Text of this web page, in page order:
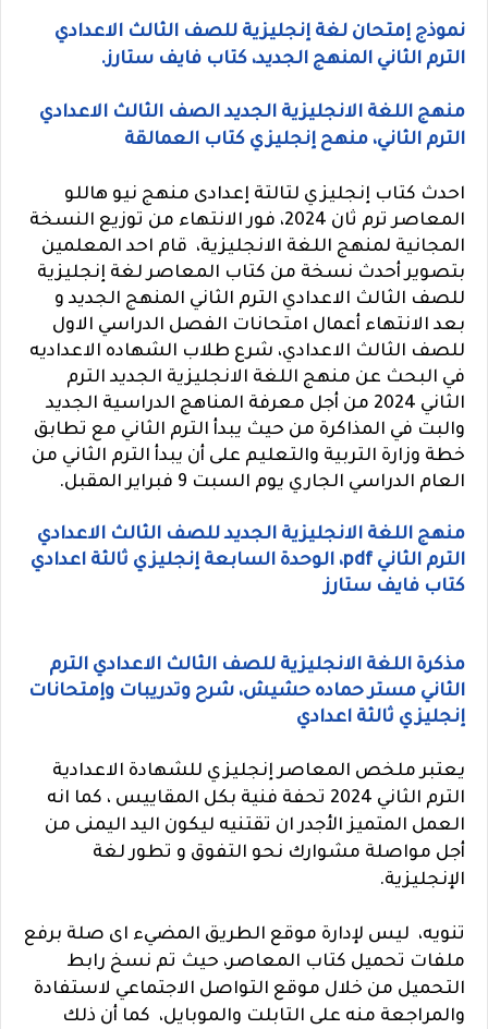
نموذج إمتحان لغة إنجليزية للصف الثالث الاعدادي
الترم الثاني المنهج الجديد، كتاب فايف ستارز.
منهج اللغة الانجليزية الجديد الصف الثالث الاعدادي
الترم الثاني، منهح إنجليزي كتاب العمالقة
احدث كتاب إنجليزي لتالتة إعدادى منهج نيو هاللو
المعاصر ترم ثان 2024، فور الانتهاء من توزيع النسخة
المجانية لمنهج اللغة الانجليزية، قام احد المعلمين
بتصوير أحدث نسخة من كتاب المعاصر لغة إنجليزية
للصف الثالث الاعدادي الترم الثاني المنهج الجديد و
بعد الانتهاء أعمال امتحانات الفصل الدراسي الاول
للصف الثالث الاعدادي، شرع طلاب الشهاده الاعداديه
في البحث عن منهج اللغة الانجليزية الجديد الترم
الثاني 2024 من أجل معرفة المناهج الدراسية الجديد
والبت في المذاكرة من حيث يبدأ الترم الثاني مع تطابق
خطة وزارة التربية والتعليم على أن يبدأ الترم الثاني من
العام الدراسي الجاري يوم السبت 9 فبراير المقبل.
منهج اللغة الانجليزية الجديد للصف الثالث الاعدادي
الترم الثاني pdf، الوحدة السابعة إنجليزي ثالثة اعدادي
كتاب فايف ستارز
مذكرة اللغة الانجليزية للصف الثالث الاعدادي الترم
الثاني مستر حماده حشيش، شرح وتدريبات وإمتحانات
إنجليزي ثالثة اعدادي
يعتبر ملخص المعاصر إنجليزي للشهادة الاعدادية
الترم الثاني 2024 تحفة فنية بكل المقاييس ، كما انه
العمل المتميز الأجدر ان تقتنيه ليكون اليد اليمنى من
أجل مواصلة مشوارك نحو التفوق و تطور لغة
الإنجليزية.
تنويه، ليس لإدارة موقع الطريق المضيء اى صلة برفع
ملفات تحميل كتاب المعاصر، حيث تم نسخ رابط
التحميل من خلال موقع التواصل الاجتماعي لاستفادة
والمراجعة منه على التابلت والموبايل، كما أن ذلك